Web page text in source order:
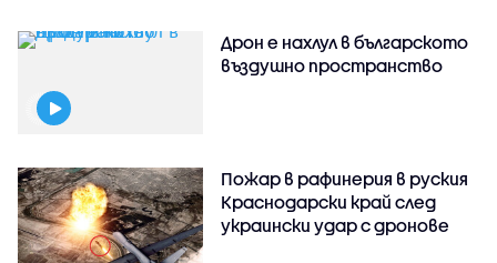
Дрон е нахлул в българското
въздушно пространство
Пожар в рафинерия в руския
Краснодарски край след
украински удар с дронове